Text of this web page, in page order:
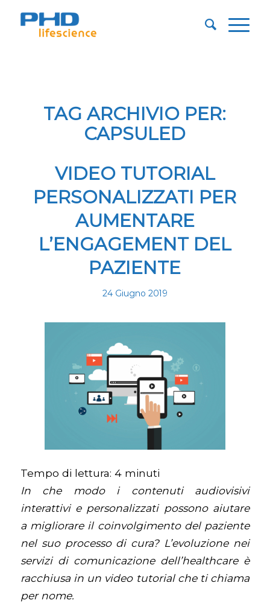
TAG ARCHIVIO PER:
CAPSULED
VIDEO TUTORIAL
PERSONALIZZATI PER
AUMENTARE
L’ENGAGEMENT DEL
PAZIENTE
24 Giugno 2019
Tempo di lettura: 4 minuti
In che modo i contenuti audiovisivi
interattivi e personalizzati possono aiutare
a migliorare il coinvolgimento del paziente
nel suo processo di cura? L’evoluzione nei
servizi di comunicazione dell’healthcare è
racchiusa in un video tutorial che ti chiama
per nome.